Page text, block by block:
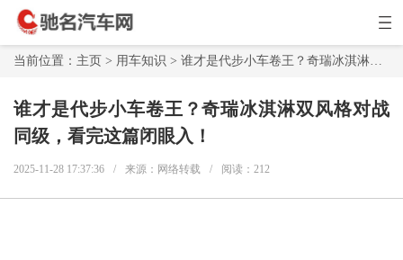
当前位置： 主页 > 用车知识 > 谁才是代步小车卷王？奇瑞冰淇淋双风格对战同级，看完这篇闭眼入！
谁才是代步小车卷王？奇瑞冰淇淋双风格对战
同级，看完这篇闭眼入！
2025-11-28 17:37:36 / 来源：网络转载 / 阅读： 212